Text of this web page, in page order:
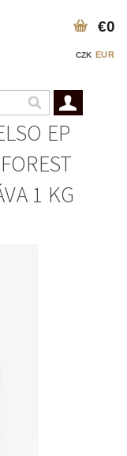
CZK EUR
€0
EP
1 KG